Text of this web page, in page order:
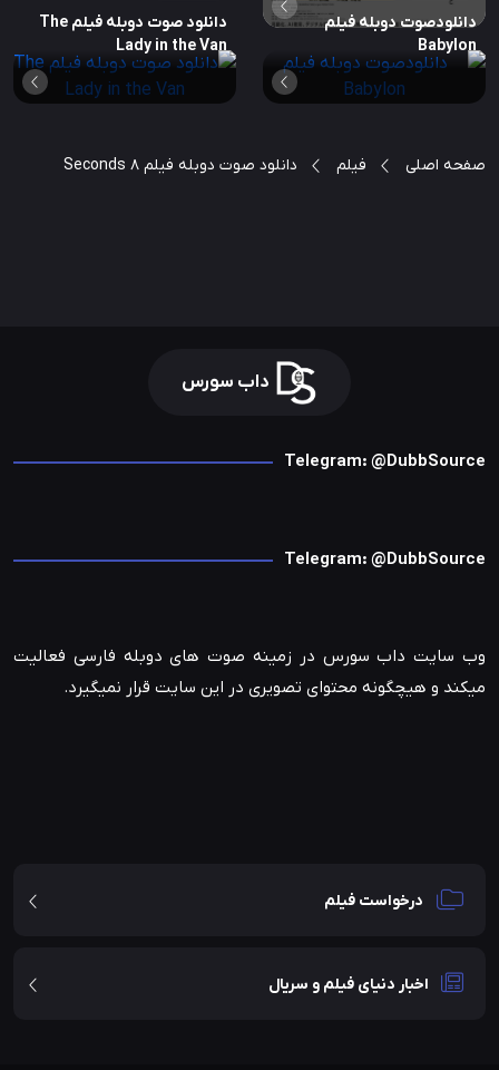
دانلودصوت دوبله فیلم
Babylon
دانلود صوت دوبله فیلم The
Lady in the Van
صفحه اصلی فیلم دانلود صوت دوبله فیلم 8 Seconds
داب سورس
Telegram: @DubbSource
Telegram: @DubbSource
وب سایت داب سورس در زمینه صوت های دوبله فارسی فعالیت
میکند و هیچگونه محتوای تصویری در این سایت قرار نمیگیرد.
درخواست فیلم
اخبار دنیای فیلم و سریال